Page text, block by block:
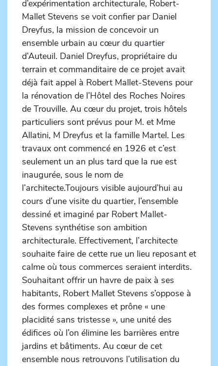
d’expérimentation architecturale, Robert-
Mallet Stevens se voit confier par Daniel
Dreyfus, la mission de concevoir un
ensemble urbain au cœur du quartier
d’Auteuil. Daniel Dreyfus, propriétaire du
terrain et commanditaire de ce projet avait
déjà fait appel à Robert Mallet-Stevens pour
la rénovation de l’Hôtel des Roches Noires
de Trouville. Au cœur du projet, trois hôtels
particuliers sont prévus pour M. et Mme
Allatini, M Dreyfus et la famille Martel. Les
travaux ont commencé en 1926 et c’est
seulement un an plus tard que la rue est
inaugurée, sous le nom de
l’architecte.Toujours visible aujourd’hui au
cours d’une visite du quartier, l’ensemble
dessiné et imaginé par Robert Mallet-
Stevens synthétise son ambition
architecturale. Effectivement, l’architecte
souhaite faire de cette rue un lieu reposant et
calme où tous commerces seraient interdits.
Souhaitant offrir un havre de paix à ses
habitants, Robert Mallet Stevens s’oppose à
des formes complexes et prône « une
placidité sans tristesse », une unité des
édifices où l’on élimine les barrières entre
jardins et bâtiments. Au cœur de cet
ensemble nous retrouvons l’utilisation du